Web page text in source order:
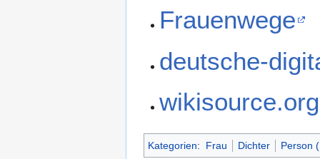
Frauenwege
deutsche-
wikisource.org
Kategorien: Frau Dichter Person